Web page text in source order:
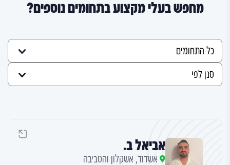
מחפש בעלי מקצוע בתחומים נוספים?
אביאל ב.
אשדוד, אשקלון והסביבה